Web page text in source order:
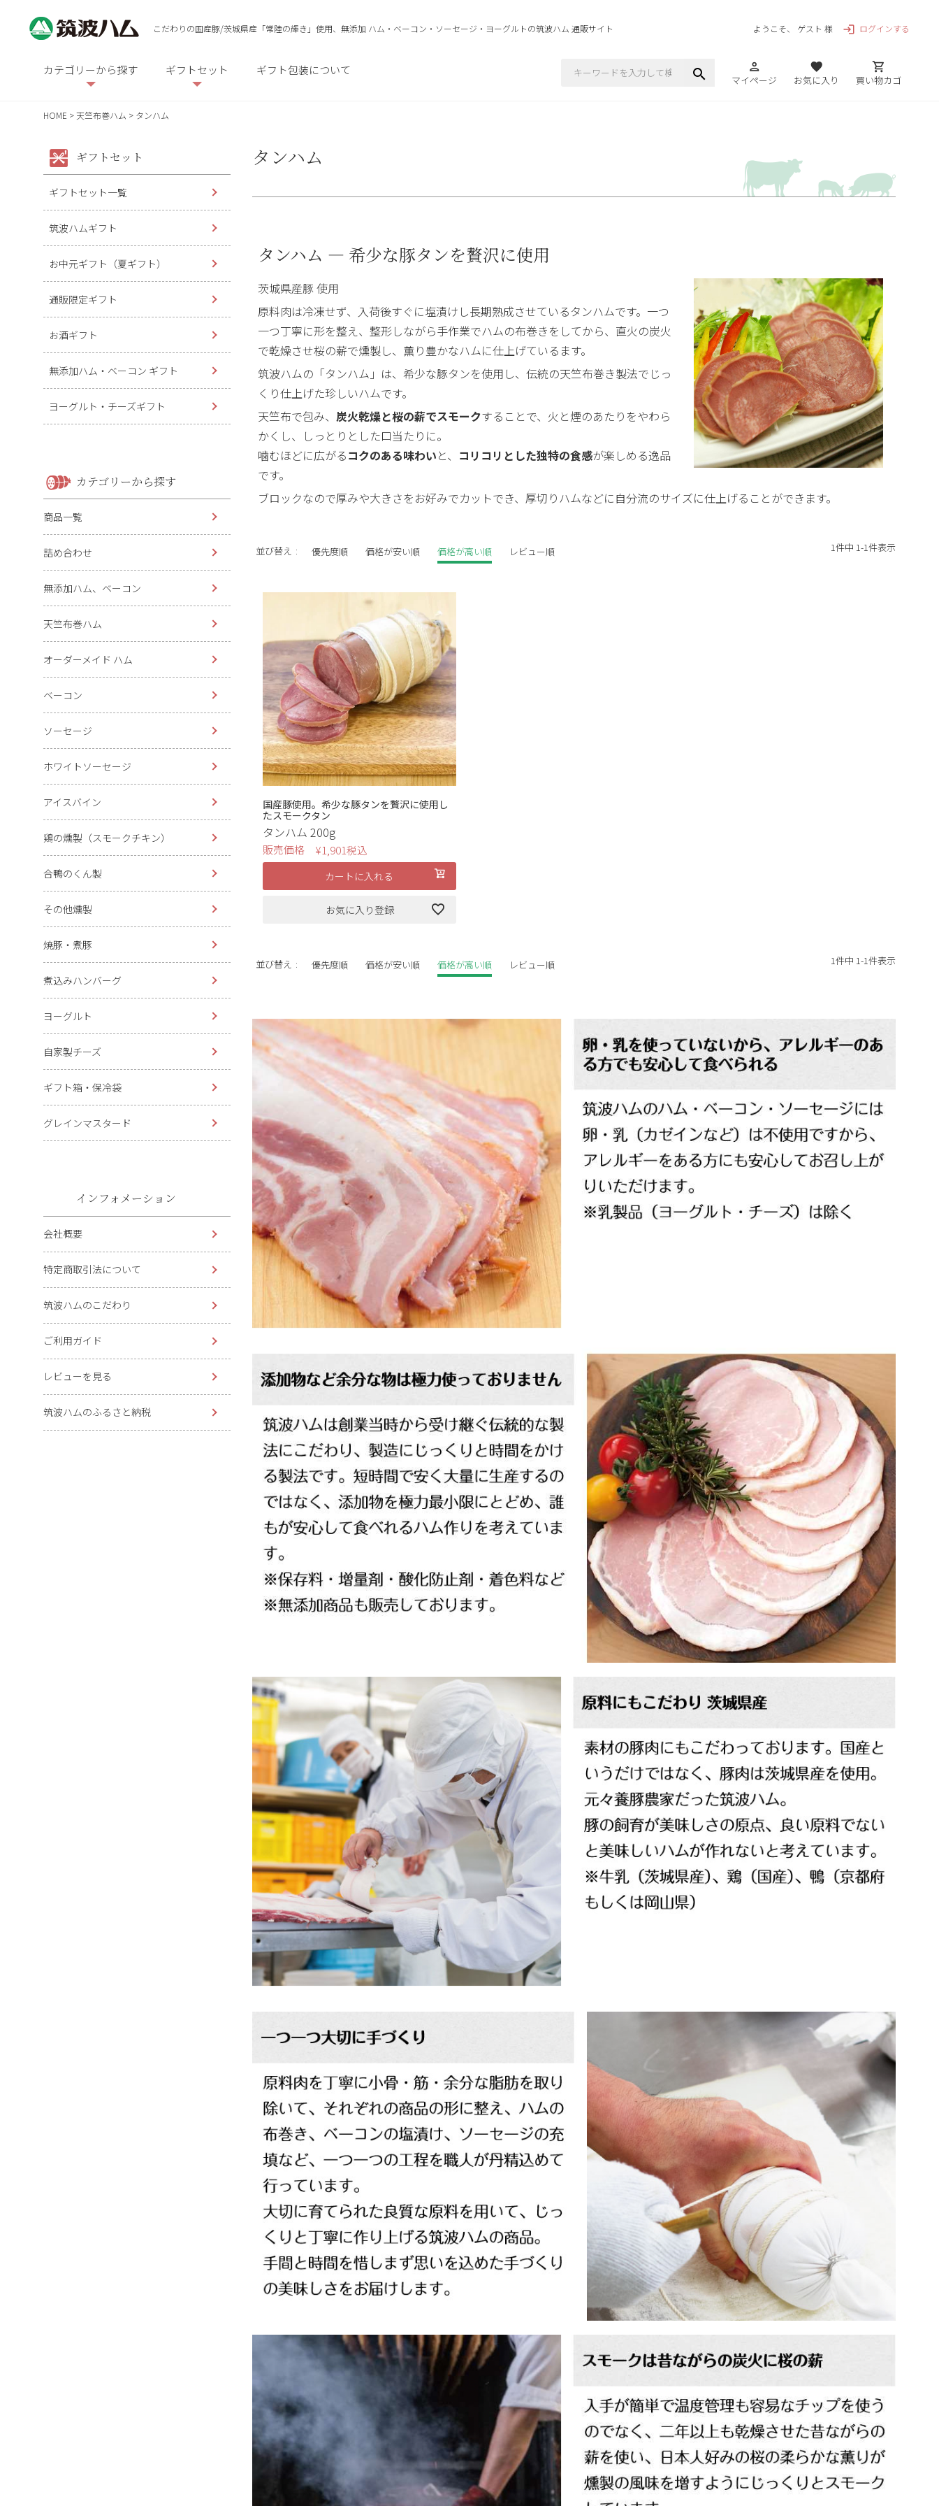
こだわりの国産豚/茨城県産「常陸の輝き」使用、無添加 ハム・ベーコン・ソーセージ・ヨーグルトの筑波ハム 通販サイト ようこそ、 ゲスト 様 login ログインする
カテゴリーから探す ギフトセット ギフト包装について search person
マイページ
favorite
お気に入り
shopping_cart
買い物カゴ
HOME 天竺布巻ハム タンハム
ギフトセット
ギフトセット一覧
筑波ハムギフト
お中元ギフト（夏ギフト）
通販限定ギフト
お酒ギフト
無添加ハム・ベーコン ギフト
ヨーグルト・チーズギフト
カテゴリーから探す
商品一覧
詰め合わせ
無添加ハム、ベーコン
天竺布巻ハム
オーダーメイド ハム
ベーコン
ソーセージ
ホワイトソーセージ
アイスバイン
鶏の燻製（スモークチキン）
合鴨のくん製
その他燻製
焼豚・煮豚
煮込みハンバーグ
ヨーグルト
自家製チーズ
ギフト箱・保冷袋
グレインマスタード
インフォメーション
会社概要
特定商取引法について
筑波ハムのこだわり
ご利用ガイド
レビューを見る
筑波ハムのふるさと納税
タンハム
タンハム — 希少な豚タンを贅沢に使用
茨城県産豚 使用
原料肉は冷凍せず、入荷後すぐに塩漬けし長期熟成させているタンハムです。一つ
一つ丁寧に形を整え、整形しながら手作業でハムの布巻きをしてから、直火の炭火
で乾燥させ桜の薪で燻製し、薫り豊かなハムに仕上げているます。
筑波ハムの「タンハム」は、希少な豚タンを使用し、伝統の天竺布巻き製法でじっ
くり仕上げた珍しいハムです。
天竺布で包み、 炭火乾燥と桜の薪でスモークすることで、火と煙のあたりをやわら
かくし、しっとりとした口当たりに。
噛むほどに広がるコクのある味わいと、 コリコリとした独特の食感が楽しめる逸品
です。
ブロックなので厚みや大きさをお好みでカットでき、厚切りハムなどに自分流のサイズに仕上げることができます。
並び替え 優先度順 価格が安い順 価格が高い順 レビュー順 1件中 1-1件表示
国産豚使用。希少な豚タンを贅沢に使用し
たスモークタン
タンハム 200g
販売価格 ¥1,901税込
カートに入れる
お気に入り登録
並び替え 優先度順 価格が安い順 価格が高い順 レビュー順 1件中 1-1件表示